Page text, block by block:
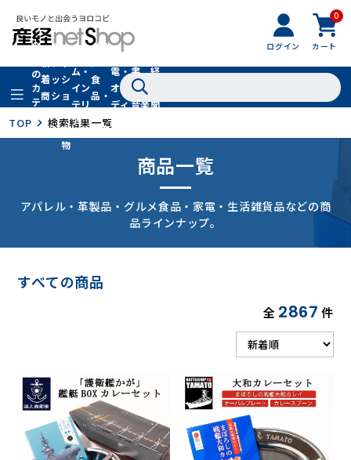
ログイン
0
カート
全
の
カ
テ
リ
着
商
品
フ
ッ
シ
ョ
ン
フ
ァ
シ
ョ
ン
小
物
ム・
イン
テリ
ア
グル
食
品・
ドリ
ンク
家
電・
オー
ディ
オ
書
籍・
音楽
経
聞
TOP 検索結果一覧
商品一覧
アパレル・革製品・グルメ食品・家電・生活雑貨品などの商
品ラインナップ。
すべての商品
全 2867 件